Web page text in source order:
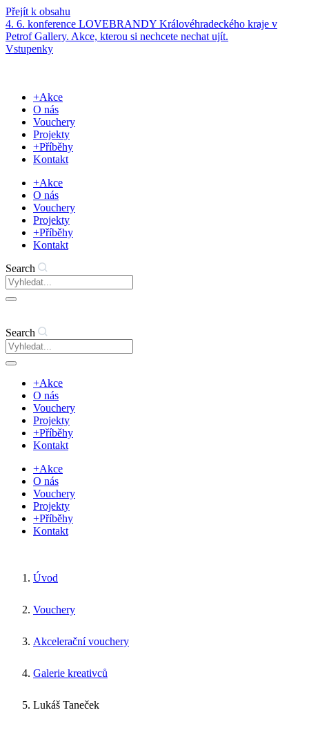
Přejít k obsahu
4. 6. konference LOVEBRANDY Královéhradeckého kraje v
Petrof Gallery. Akce, kterou si nechcete nechat ujít.
Vstupenky
+Akce
O nás
Vouchery
Projekty
+Příběhy
Kontakt
+Akce
O nás
Vouchery
Projekty
+Příběhy
Kontakt
Search
Search
+Akce
O nás
Vouchery
Projekty
+Příběhy
Kontakt
+Akce
O nás
Vouchery
Projekty
+Příběhy
Kontakt
Úvod
Vouchery
Akcelerační vouchery
Galerie kreativců
Lukáš Taneček